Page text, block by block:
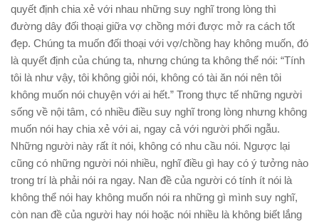
quyết định chia xẻ với nhau những suy nghĩ trong lòng thì
đường dây đối thoại giữa vợ chồng mới được mở ra cách tốt
đẹp. Chúng ta muốn đối thoại với vợ/chồng hay không muốn, đó
là quyết định của chúng ta, nhưng chúng ta không thể nói: “Tính
tôi là như vậy, tôi không giỏi nói, không có tài ăn nói nên tôi
không muốn nói chuyện với ai hết.” Trong thực tế những người
sống về nội tâm, có nhiều điều suy nghĩ trong lòng nhưng không
muốn nói hay chia xẻ với ai, ngay cả với người phối ngẫu.
Những người này rất ít nói, không có nhu cầu nói. Ngược lại
cũng có những người nói nhiều, nghĩ điều gì hay có ý tưởng nào
trong trí là phải nói ra ngay. Nan đề của người có tính ít nói là
không thể nói hay không muốn nói ra những gì mình suy nghĩ,
còn nan đề của người hay nói hoặc nói nhiều là không biết lắng